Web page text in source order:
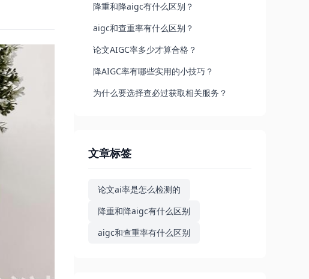
降重和降aigc有什么区别？
aigc和查重率有什么区别？
论文AIGC率多少才算合格？
降AIGC率有哪些实用的小技巧？
为什么要选择查必过获取相关服务？
文章标签
论文ai率是怎么检测的
降重和降aigc有什么区别
aigc和查重率有什么区别